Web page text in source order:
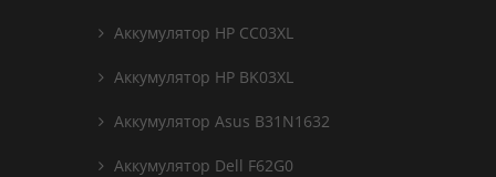
Аккумулятор HP CC03XL
Аккумулятор HP BK03XL
Аккумулятор Asus B31N1632
Аккумулятор Dell F62G0